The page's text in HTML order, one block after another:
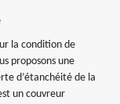
la condition de
proposons une
d’étanchéité de la
un couvreur